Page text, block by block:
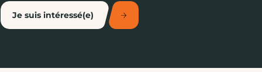
Je suis intéressé(e)